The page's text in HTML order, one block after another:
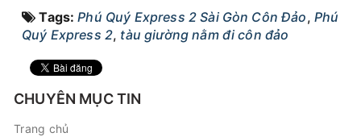
Tags:Phú Quý Express 2 Sài Gòn Côn Đảo, Phú
Quý Express 2, tàu giường nằm đi côn đảo
CHUYÊN MỤC TIN
Trang chủ